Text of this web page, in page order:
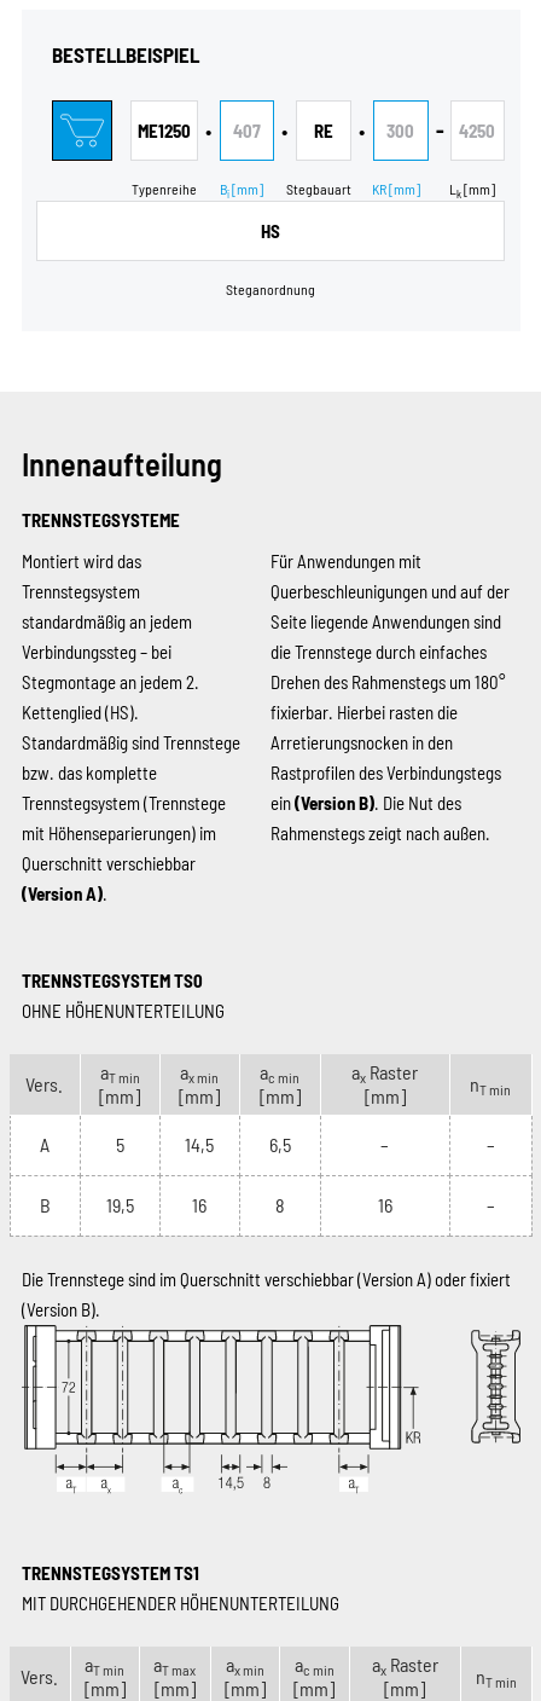
BESTELLBEISPIEL
ME1250
Typenreihe
• 407
Bi [mm]
• RE
Stegbauart
• 300
KR[mm]
- 4250
Lk [mm]
HS
Steganordnung
Innenaufteilung
TRENNSTEGSYSTEME
Montiert wird das
Trennstegsystem
standardmäßig an jedem
Verbindungssteg – bei
Stegmontage an jedem 2.
Kettenglied (HS).
Standardmäßig sind Trennstege
bzw. das kom­plette
Trennstegsystem (Trennstege
mit Höhenseparierungen) im
Querschnitt verschiebbar
(Version A).
Für Anwendungen mit
Querbeschleunigungen und auf der
Seite liegende Anwendungen sind
die Trennstege durch einfaches
Drehen des Rahmenstegs um 180°
fixierbar. Hierbei rasten die
Arretierungsnocken in den
Rastprofilen des Verbindungstegs
ein(Version B). Die Nut des
Rahmenstegs zeigt nach außen.
TRENNSTEGSYSTEM TS0
OHNE HÖHENUNTERTEILUNG
Vers.
aT min
[mm]
ax min
[mm]
ac min
[mm]
ax Raster
[mm]
nT min
A 5 14,5 6,5 – –
B 19,5 16 8 16 –
Die Trennstege sind im Querschnitt verschiebbar (Version A) oder fixiert
(Version B).
TRENNSTEGSYSTEM TS1
MIT DURCHGEHENDER HÖHENUNTERTEILUNG
Vers.
aT min
[mm]
aT max
[mm]
ax min
[mm]
ac min
[mm]
axRaster
[mm]
nT min